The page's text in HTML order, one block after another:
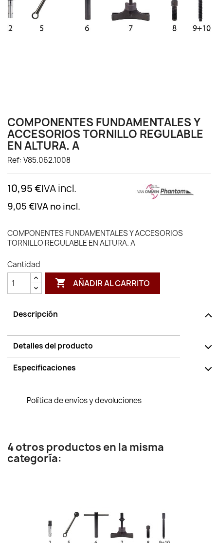
COMPONENTES FUNDAMENTALES Y
ACCESORIOS TORNILLO REGULABLE
EN ALTURA. A
Ref: V85.062.1008
10,95 €IVA incl.
9,05 €IVA no incl.
COMPONENTES FUNDAMENTALES Y ACCESORIOS
TORNILLO REGULABLE EN ALTURA. A
Cantidad
 AÑADIR AL CARRITO
Descripción
Detalles del producto
Especificaciones
Política de envíos y devoluciones
4 otros productos en la misma
categoría: